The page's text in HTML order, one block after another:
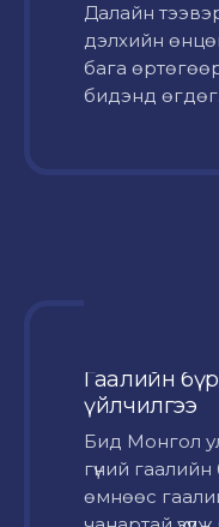
Далайн
дэлхийн
бага
бидэнд
Гаалийн
үйлчилгээ
Бид Монгол
гүний
өмнөөс